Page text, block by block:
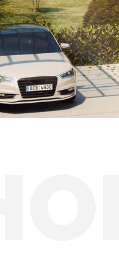
zastávky
přístřešky pro auto